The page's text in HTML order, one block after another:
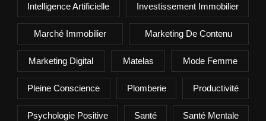
Intelligence Artificielle Investissement Immobilier
Marché Immobilier Marketing De Contenu
Marketing Digital Matelas Mode Femme
Pleine Conscience Plomberie Productivité
Psychologie Positive Santé Santé Mentale